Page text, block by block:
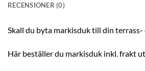
RECENSIONER (0)
Skall du byta markisduk till din
Här beställer du markisduk inkl. frakt